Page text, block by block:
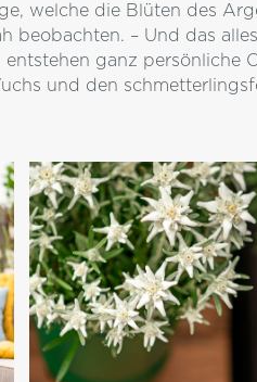
welche die Blüten des
beobachten. – Und das
ganz persönliche
und den